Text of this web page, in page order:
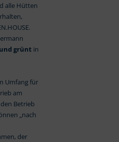
alle Hütten
grünt in
Umfang für
am
Betrieb
„nach
der